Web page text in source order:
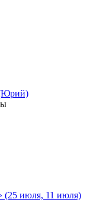
(Юрий)
(25 июля, 11 июля)